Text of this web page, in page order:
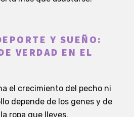
Y SUEÑO:
VERDAD EN EL
el crecimiento del pecho ni
depende de los genes y de
ropa que lleves.